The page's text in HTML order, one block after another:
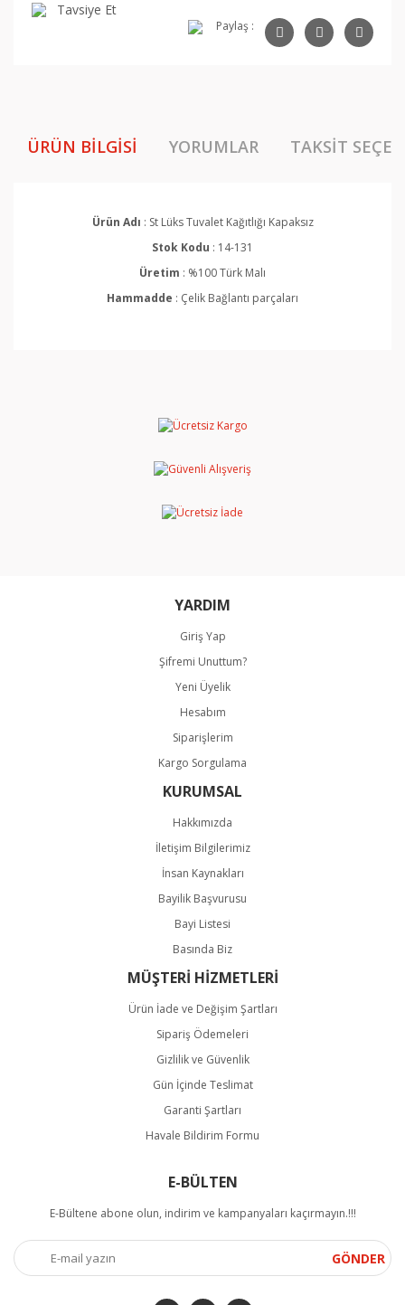
Tavsiye Et
Paylaş :
ÜRÜN BILGISI YORUMLAR TAKSIT
Ürün Adı : St LüksTuvalet Kağıtlığı Kapaksız
Stok Kodu : 14-131
Üretim : %100 Türk Malı
Hammadde : Çelik Bağlantı parçaları
Yorum Yaz
Ürün açıklamasında eksik bilgiler bulunuyor.
Gönder
YARDIM
Giriş Yap
Şifremi Unuttum?
Yeni Üyelik
Hesabım
Siparişlerim
Kargo Sorgulama
KURUMSAL
Hakkımızda
İletişim Bilgilerimiz
İnsan Kaynakları
Bayilik Başvurusu
Bayi Listesi
Basında Biz
MÜŞTERİ HİZMETLERİ
Ürün İade ve Değişim Şartları
Sipariş Ödemeleri
Gizlilik ve Güvenlik
Gün İçinde Teslimat
Garanti Şartları
Havale Bildirim Formu
E-BÜLTEN
E-Bültene abone olun, indirim ve kampanyaları kaçırmayın.!!!
GÖNDER